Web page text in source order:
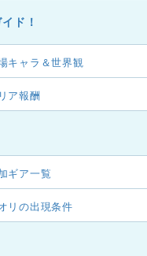
ド！
キャラ＆世界観
ア報酬
ギア一覧
リの出現条件